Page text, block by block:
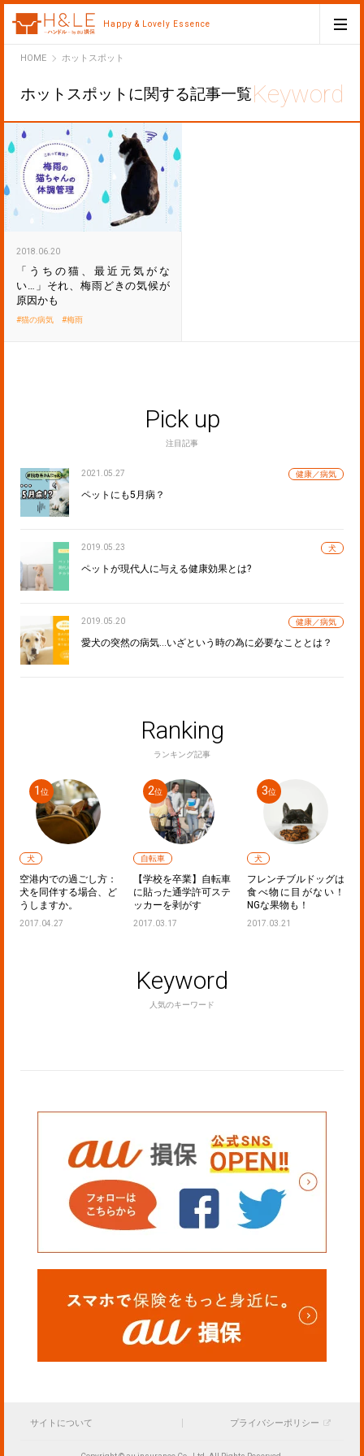
Happy & Lovely Essence
HOMEH&LEホットスポット
ホットスポットに関する記事一覧
2018.06.20
「うちの猫、最近元気がな
い…」それ、梅雨どきの気候が
原因かも
猫の病気 梅雨
Pick up
注目記事
2021.05.27 健康／病気
ペットにも5月病？
2019.05.23 犬
ペットが現代人に与える健康効果とは?
2019.05.20 健康／病気
愛犬の突然の病気…いざという時の為に必要なこととは？
Ranking
ランキング記事
犬
空港内での過ごし方：
犬を同伴する場合、ど
うしますか。
2017.04.27
自転車
【学校を卒業】自転車
に貼った通学許可ステ
ッカーを剥がす
2017.03.17
犬
フレンチブルドッグは
食べ物に目がない！
NGな果物も！
2017.03.21
Keyword
人気のキーワード
サイトについて プライバシーポリシー